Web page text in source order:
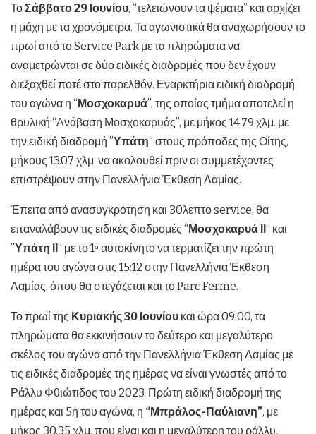
ΤοΣάββατο 29 Ιουνίου, “τελειώνουν τα ψέματα” και αρχίζει
η μάχη με τα χρονόμετρα. Τα αγωνιστικά θα αναχωρήσουν το
πρωί από το Service Park με τα πληρώματα να
αναμετρώνται σε δύο ειδικές διαδρομές που δεν έχουν
διεξαχθεί ποτέ στο παρελθόν. Εναρκτήρια ειδική διαδρομή
του αγώνα η “Μοσχοκαρυά”, της οποίας τμήμα αποτελεί η
θρυλική “Ανάβαση Μοσχοκαρυάς”, με μήκος 14.79 χλμ. με
την ειδική διαδρομή ”Υπάτη” στους πρόποδες της Οίτης,
μήκους 13.07 χλμ. να ακολουθεί πριν οι συμμετέχοντες
επιστρέψουν στην Πανελλήνια Έκθεση Λαμίας.
Έπειτα από ανασυγκρότηση και 30λεπτο service, θα
επαναλάβουν τις ειδικές διαδρομές “Μοσχοκαρυά ΙΙ” και
”Υπάτη ΙΙ” με το 1ο αυτοκίνητο να τερματίζει την πρώτη
ημέρα του αγώνα στις 15:12 στην Πανελλήνια Έκθεση
Λαμίας, όπου θα στεγάζεται και το Parc Ferme.
Το πρωί της Κυριακής 30 Ιουνίου και ώρα 09:00, τα
πληρώματα θα εκκινήσουν το δεύτερο και μεγαλύτερο
σκέλος του αγώνα από την Πανελλήνια Έκθεση Λαμίας με
τις ειδικές διαδρομές της ημέρας να είναι γνωστές από το
Ράλλυ Φθιώτιδος του 2023. Πρώτη ειδική διαδρομή της
ημέρας και 5η του αγώνα, η “Μπράλος-Παύλιανη”, με
μήκος 30,35 χλμ. που είναι και η μεγαλύτερη του ράλλυ.